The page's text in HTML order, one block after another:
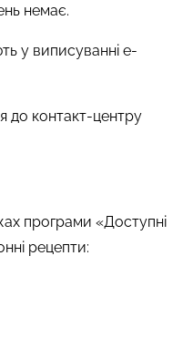
немає.
у виписуванні е-
до контакт-центру
програми «Доступні
рецепти: